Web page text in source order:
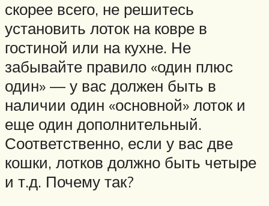
скорее всего, не решитесь
установить лоток на ковре в
гостиной или на кухне. Не
забывайте правило «один плюс
один» — у вас должен быть в
наличии один «основной» лоток и
еще один дополнительный.
Соответственно, если у вас две
кошки, лотков должно быть четыре
и т.д. Почему так?